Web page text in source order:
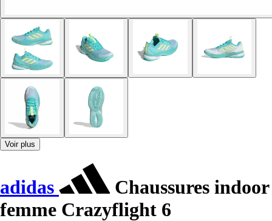
Voir plus
adidas
Chaussures indoor
femme Crazyflight 6